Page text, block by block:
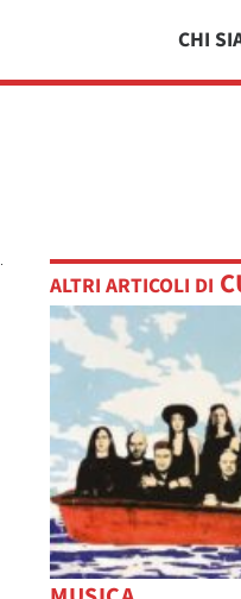
CHI
ALTRI ARTICOLI DI